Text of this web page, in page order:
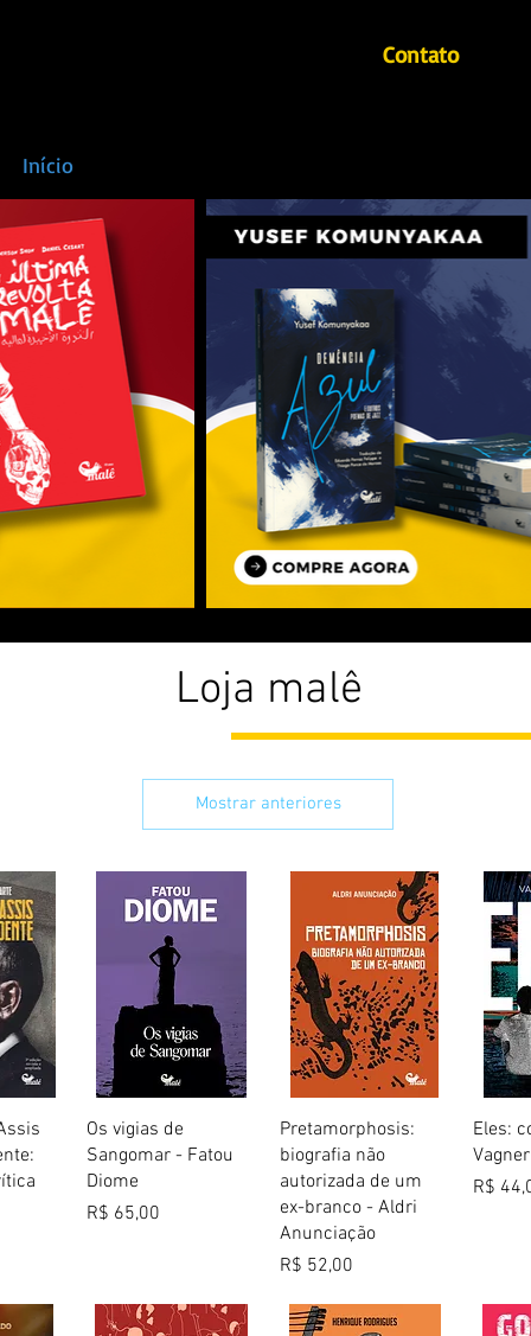
Contato
Início
Loja malê
Mostrar anteriores
Visualização rápida
Os vigias de
Sangomar - Fatou
Diome
Preço
R$ 65,00
Visualização rápida
Pretamorphosis:
biografia não
autorizada de um
ex-branco - Aldri
Anunciação
Preço
R$ 52,00
Eles:
Preço
R$